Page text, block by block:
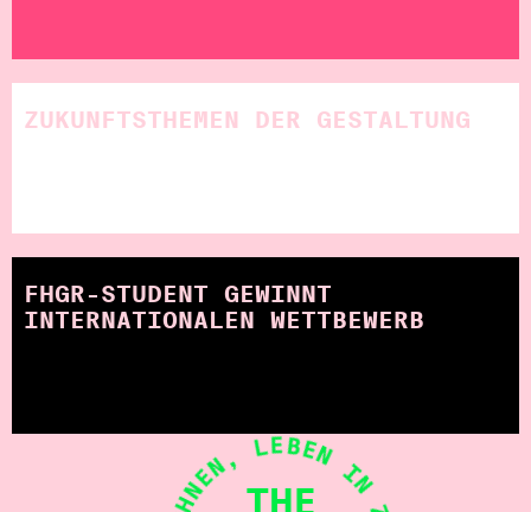
ZUKUNFTSTHEMEN DER GESTALTUNG
FHGR-STUDENT GEWINNT
INTERNATIONALEN WETTBEWERB
THE